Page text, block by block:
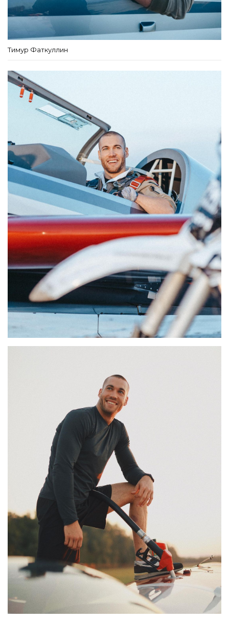
Тимур Фаткуллин